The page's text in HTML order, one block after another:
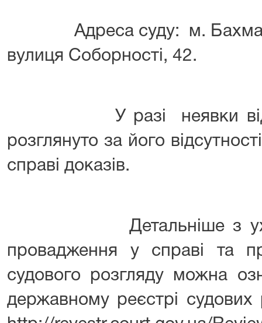
Адреса суду: м. Бахмач
вулиця Соборності, 42.
У разі неявки
розглянуто за його
справі доказів.
Детальніше з
провадження у справі та
судового розгляду можна
державному реєстрі